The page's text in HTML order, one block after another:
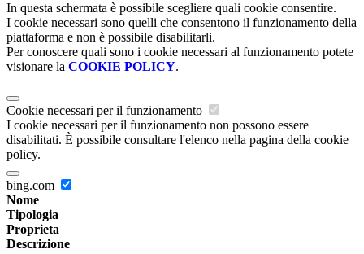
In questa schermata è possibile scegliere quali cookie consentire.
I cookie necessari sono quelli che consentono il funzionamento della
piattaforma e non è possibile disabilitarli.
Per conoscere quali sono i cookie necessari al funzionamento potete
visionare la COOKIE POLICY.
Cookie necessari per il funzionamento
I cookie necessari per il funzionamento non possono essere
disabilitati. È possibile consultare l'elenco nella pagina della cookie
policy.
bing.com
Nome
Tipologia
Proprieta
Descrizione